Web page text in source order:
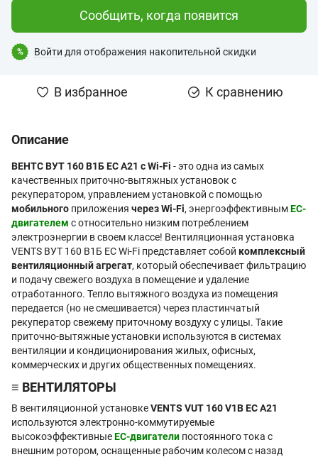
Сообщить, когда появится
% Войти для отображения накопительной скидки
В избранное К сравнению
Описание
ВЕНТС ВУТ 160 В1Б EC А21 с Wi-Fi - это одна из самых
качественных приточно-вытяжных установок с
рекуператором, управлением установкой с помощью
мобильного приложения через Wi-Fi, энергоэффективнымEC-
двигателем с относительно низким потреблением
электроэнергии в своем классе! Вентиляционная установка
VENTS ВУТ 160 В1Б EC Wi-Fi представляет собой комплексный
вентиляционный агрегат, который обеспечивает фильтрацию
и подачу свежего воздуха в помещение и удаление
отработанного. Тепло вытяжного воздуха из помещения
передается (но не смешивается) через пластинчатый
рекуператор свежему приточному воздуху с улицы. Такие
приточно-вытяжные установки используются в системах
вентиляции и кондиционирования жилых, офисных,
коммерческих и других общественных помещениях.
≡ ВЕНТИЛЯТОРЫ
В вентиляционной установкеVENTS VUT 160 V1B EC А21
используются электронно-коммутируемые
высокоэффективныеEC-двигатели постоянного тока с
внешним ротором, оснащенные рабочим колесом с назад